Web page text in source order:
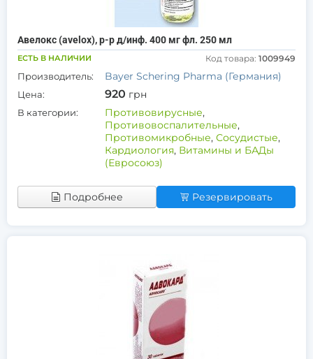
Авелокс (avelox), р-р д/инф. 400 мг фл. 250 мл
ЕСТЬ В НАЛИЧИИ Код товара: 1009949
Производитель: Bayer Schering Pharma (Германия)
Цена: 920 грн
В категории: Противовирусные,
Противовоспалительные,
Противомикробные, Сосудистые,
Кардиология, Витамины и БАДы
(Евросоюз)
Подробнее Резервировать